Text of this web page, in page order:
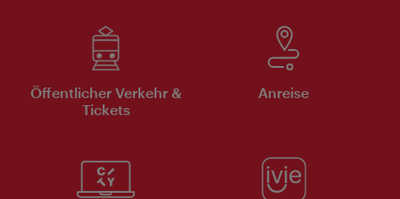
Öffentlicher Verkehr &
Tickets
Anreise